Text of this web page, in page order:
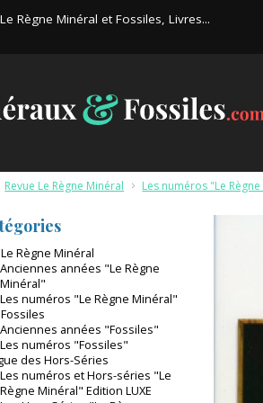
Règne Minéral et Fossiles, Livres...
Revue Le Règne Minéral > Les numéros "Le
Règne Minéral
Anciennes années "Le Règne
Minéral"
Les numéros "Le Règne Minéral"
Anciennes années "Fossiles"
Les numéros "Fossiles"
des Hors-Séries
Les numéros et Hors-séries "Le
Règne Minéral" Edition LUXE